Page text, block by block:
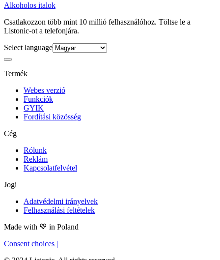
Alkoholos italok
Csatlakozzon több mint 10 millió felhasználóhoz. Töltse le a
Listonic-ot a telefonjára.
Select language
Termék
Webes verzió
Funkciók
GYIK
Fordítási közösség
Cég
Rólunk
Reklám
Kapcsolatfelvétel
Jogi
Adatvédelmi irányelvek
Felhasználási feltételek
Made with 💚 in Poland
Consent choices |